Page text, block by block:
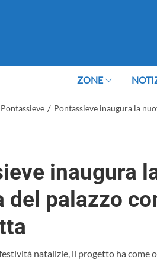
ZONE
Pontassieve / Pontassieve inaugura la
inaugura
palazzo
natalizie, il progetto ha come